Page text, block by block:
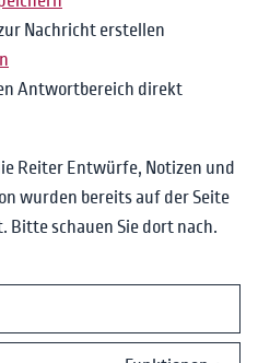
Nachricht erstellen
Antwortbereich direkt
Reiter Entwürfe, Notizen und
wurden bereits auf der Seite
Bitte schauen Sie dort nach.